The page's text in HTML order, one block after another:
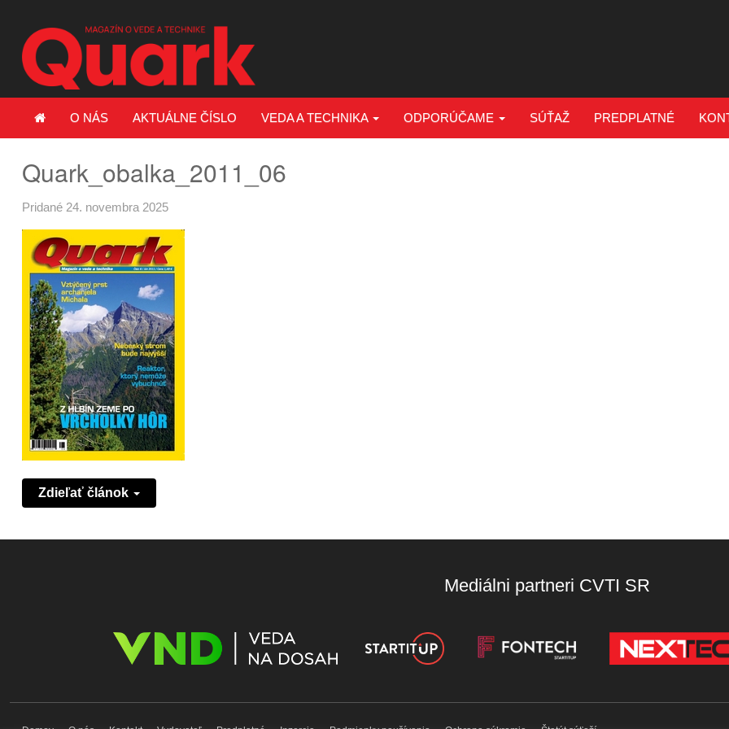
O NÁS AKTUÁLNE ČÍSLO VEDA A TECHNIKA ODPORÚČAME SÚŤAŽ PREDPLATNÉ
Quark_obalka_2011_06
Pridané 24. novembra 2025
Zdieľať článok
Mediálni partneri CVTI SR